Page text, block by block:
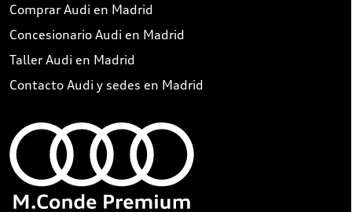
Comprar Audi en Madrid
Concesionario Audi en Madrid
Taller Audi en Madrid
Contacto Audi y sedes en Madrid